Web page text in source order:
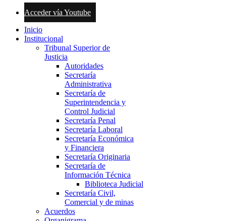
Acceder vía Youtube
Inicio
Institucional
Tribunal Superior de
Justicia
Autoridades
Secretaría
Administrativa
Secretaría de
Superintendencia y
Control Judicial
Secretaría Penal
Secretaría Laboral
Secretaría Económica
y Financiera
Secretaría Originaria
Secretaría de
Información Técnica
Biblioteca Judicial
Secretaría Civil,
Comercial y de minas
Acuerdos